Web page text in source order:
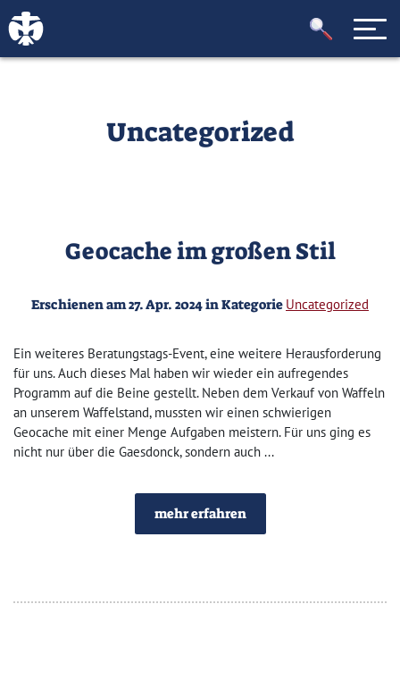
Uncategorized
Geocache im großen Stil
Erschienen am 27. Apr. 2024 in Kategorie Uncategorized
Ein weiteres Beratungstags-Event, eine weitere Herausforderung
für uns. Auch dieses Mal haben wir wieder ein aufregendes
Programm auf die Beine gestellt. Neben dem Verkauf von Waffeln
an unserem Waffelstand, mussten wir einen schwierigen
Geocache mit einer Menge Aufgaben meistern. Für uns ging es
nicht nur über die Gaesdonck, sondern auch ...
mehr erfahren